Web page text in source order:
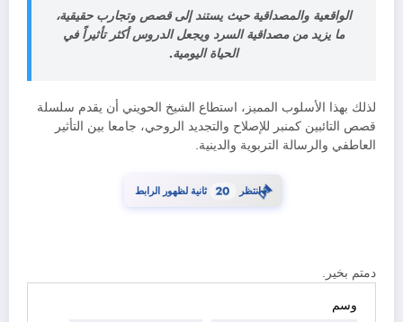
الواقعية والمصداقية حيث يستند إلى قصص وتجارب حقيقية،
ما يزيد من مصداقية السرد ويجعل الدروس أكثر تأثيراً في
الحياة اليومية.
لذلك بهذا الأسلوب المميز، استطاع الشيخ الحويني أن يقدم سلسلة
قصص التائبين كمنبر للإصلاح والتجديد الروحي، جامعا بين التأثير
العاطفي والرسالة التربوية والدينية.
⏳انتظر 20 ثانية لظهور الرابط
دمتم بخير.
وسم